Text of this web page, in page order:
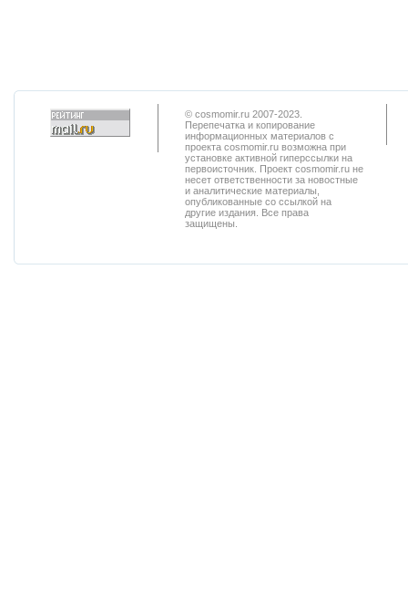
© cosmomir.ru 2007-2023.
Перепечатка и копирование
информационных материалов с
проекта cosmomir.ru возможна при
установке активной гиперссылки на
первоисточник. Проект cosmomir.ru не
несет ответственности за новостные
и аналитические материалы,
опубликованные со ссылкой на
другие издания. Все права
защищены.